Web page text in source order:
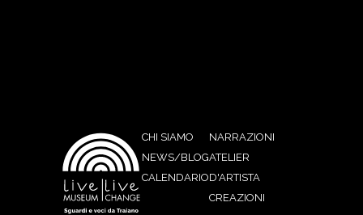
CHI SIAMO
NEWS/BLOG
CALENDARIO
NARRAZIONI
ATELIER
D'ARTISTA
CREAZIONI